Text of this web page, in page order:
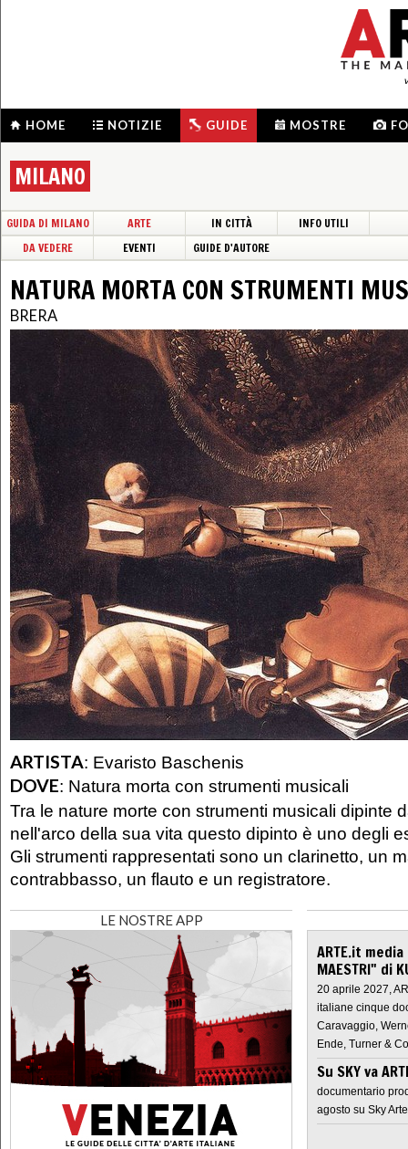
HOME NOTIZIE GUIDE MOSTRE
MILANO
GUIDA DI MILANO ARTE IN CITTÀ
INFO UTILI
DA VEDERE
EVENTI GUIDE D'AUTORE
NATURA MORTA CON STRUMENTI
BRERA
ARTISTA: Evaristo Baschenis
DOVE: Natura morta con strumenti musicali
Tra le nature morte con strumenti musicali dipinte
nell'arco della sua vita questo dipinto è uno degli
Gli strumenti rappresentati sono un clarinetto, un
contrabbasso, un flauto e un registratore.
LE NOSTRE APP
ARTE.it
MAESTRI" di
20 aprile 2027,
italiane cinque
Caravaggio,
Ende, Turner &
Su SKY va
documentario
agosto su Sky Arte